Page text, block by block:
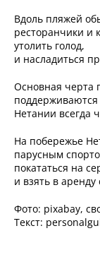
Вдоль пляжей
ресторанчики и
утолить голод,
и насладиться
Основная черта
Нетании всегда
На побережье
парусным
покататься на
и взять в
Фото: pixabay,
Текст: